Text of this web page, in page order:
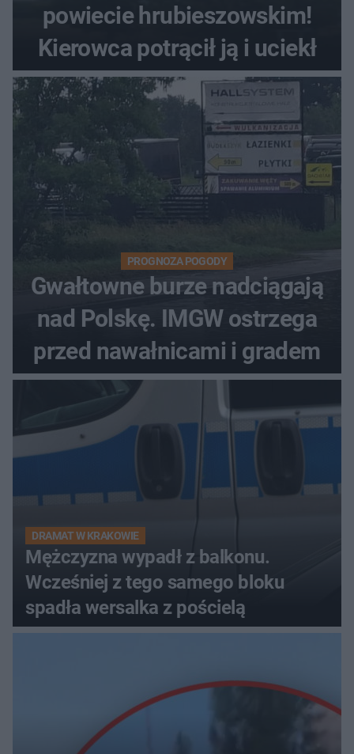
powiecie hrubieszowskim!
Kierowca potrącił ją i uciekł
PROGNOZA POGODY
Gwałtowne burze nadciągają
nad Polskę. IMGW ostrzega
przed nawałnicami i gradem
DRAMAT W KRAKOWIE
Mężczyzna wypadł z balkonu.
Wcześniej z tego samego bloku
spadła wersalka z pościelą